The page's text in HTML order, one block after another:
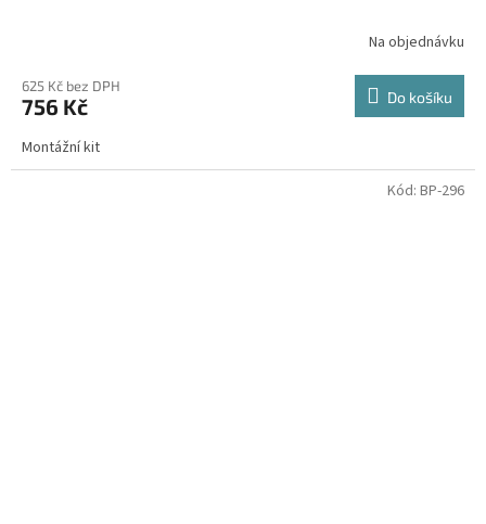
Na objednávku
625 Kč bez DPH
756 Kč Do košíku
Montážní kit
Kód: BP-296